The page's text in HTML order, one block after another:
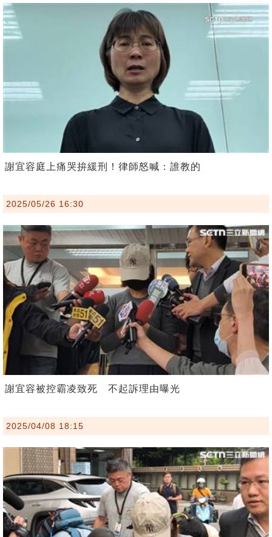
謝宜容庭上痛哭拚緩刑！律師怒喊：誰教的
2025/05/26 16:30
謝宜容被控霸凌致死 不起訴理由曝光
2025/04/08 18:15